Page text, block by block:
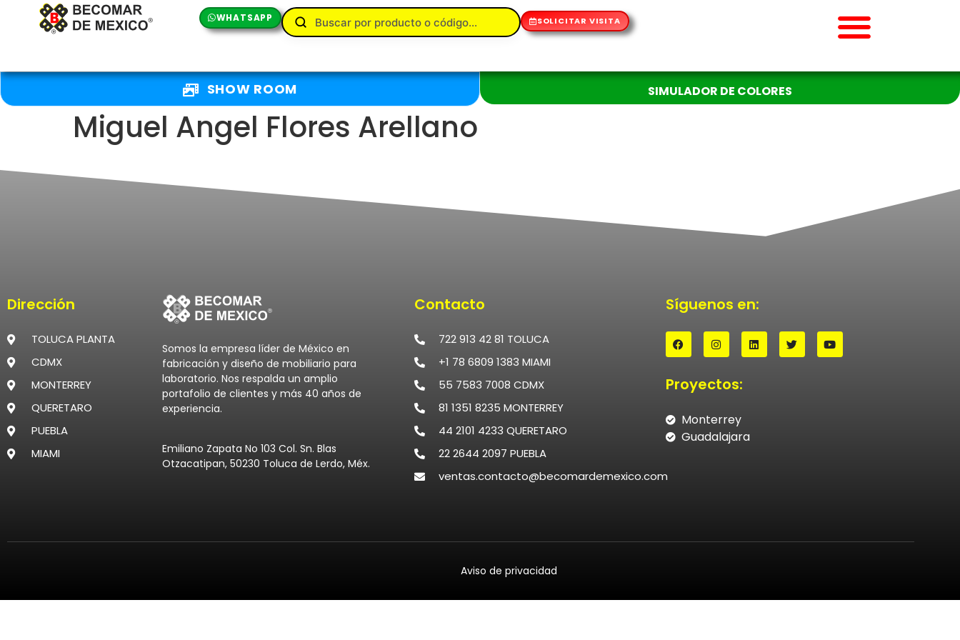
WHATSAPP SOLICITAR VISITA
SHOW ROOM SIMULADOR DE COLORES
Miguel Angel Flores Arellano
Dirección
TOLUCA PLANTA
CDMX
MONTERREY
QUERETARO
PUEBLA
MIAMI
Somos la empresa líder de México en
fabricación y diseño de mobiliario para
laboratorio. Nos respalda un amplio
portafolio de clientes y más 40 años de
experiencia.
Emiliano Zapata No 103 Col. Sn. Blas
Otzacatipan, 50230 Toluca de Lerdo, Méx.
Contacto
722 913 42 81 TOLUCA
+1 78 6809 1383 MIAMI
55 7583 7008 CDMX
81 1351 8235 MONTERREY
44 2101 4233 QUERETARO
22 2644 2097 PUEBLA
ventas.contacto@becomardemexico.com
Síguenos en:
Proyectos:
Monterrey
Guadalajara
Aviso de privacidad